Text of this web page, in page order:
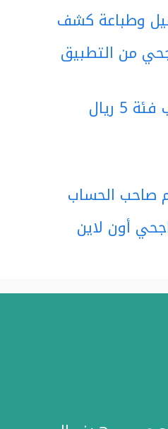
وطباعة كشف
من التطبيق
كيف اسحب فئة 5 ريال
صاحب الحساب
أون لاين